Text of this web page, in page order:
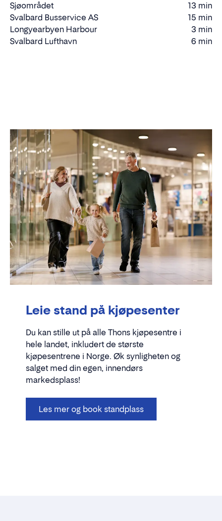
Sjøområdet
13 min
Gåtid
Svalbard Busservice AS 15 min
Gåtid
Longyearbyen Harbour 3 min
Kjøretid
Svalbard Lufthavn 6 min
Kjøretid
Leie stand på kjøpesenter
Du kan stille ut på alle Thons kjøpesentre i
hele landet, inkludert de største
kjøpesentrene i Norge. Øk synligheten og
salget med din egen, innendørs
markedsplass!
Les mer og book standplass